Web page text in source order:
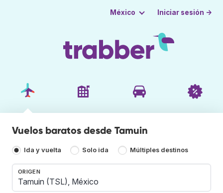
México Iniciar sesión →
Vuelos baratos desde Tamuin
Ida y vuelta Solo ida Múltiples destinos
ORIGEN